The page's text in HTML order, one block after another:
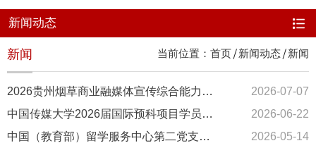
新闻动态
当前位置： 首页 新闻动态 新闻
新闻
2026贵州烟草商业融媒体宣传综合能力提升培训班在我校开班
2026-07-07
中国传媒大学2026届国际预科项目学员结业典礼举行
2026-06-22
中国（教育部）留学服务中心第二党支部与中国传媒大学教育发展中心党委举办联合党建活动
2026-05-14